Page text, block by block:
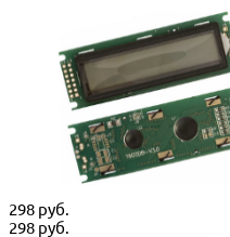
298 руб.
298 руб.